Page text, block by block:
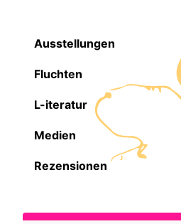
Ausstellungen
Fluchten
L-iteratur
Medien
Rezensionen